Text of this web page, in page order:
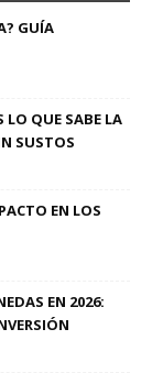
GUÍA
LO QUE SABE LA
SUSTOS
EN LOS
EN 2026: